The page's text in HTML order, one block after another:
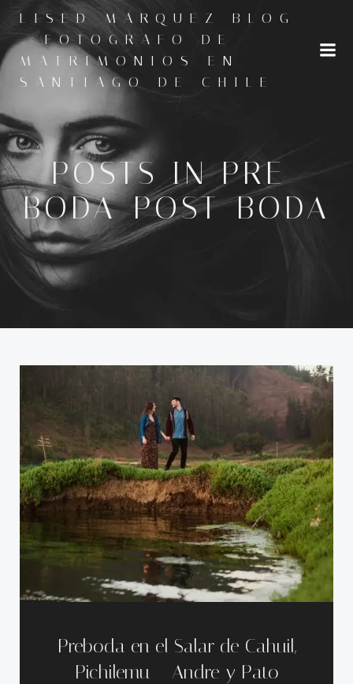
al
contenido
LISED MARQUEZ BLOG
- FOTOGRAFO DE
MATRIMONIOS EN
SANTIAGO DE CHILE
POSTS IN PRE-
BODA-POST-BODA
Preboda en el Salar de Cahuil,
Pichilemu – Andre y Pato